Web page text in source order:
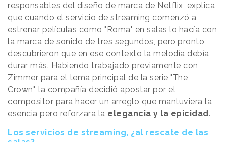
responsables del diseño de marca de Netflix, explica
que cuando el servicio de streaming comenzó a
estrenar películas como "Roma" en salas lo hacía con
la marca de sonido de tres segundos, pero pronto
descubrieron que en ese contexto la melodía debía
durar más. Habiendo trabajado previamente con
Zimmer para el tema principal de la serie "The
Crown", la compañía decidió apostar por el
compositor para hacer un arreglo que mantuviera la
esencia pero reforzara la elegancia y la epicidad .
Los servicios de streaming, ¿al rescate de las